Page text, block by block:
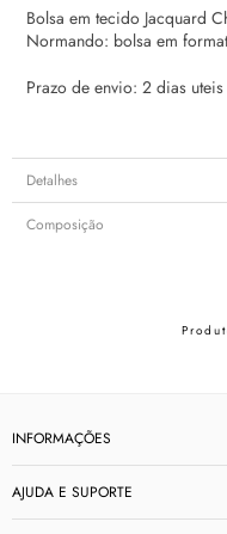
Bolsa em tecido Jacquard
Normando: bolsa em
Prazo de envio: 2 dias
Detalhes
Composição
INFORMAÇÕES
AJUDA E SUPORTE